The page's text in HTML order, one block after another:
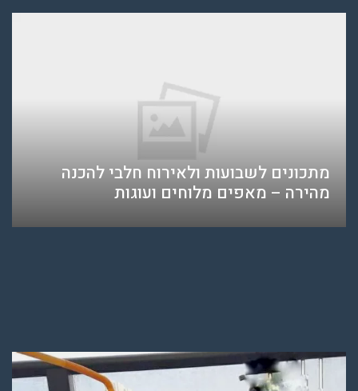
מתכונים לשבועות ולאירוח חלבי להכנה
מהירה – מאפים מלוחים ועוגות